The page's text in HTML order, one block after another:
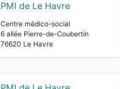
PMI de Le Havre
Centre médico-social
6 allée Pierre-de-Coubertin
76620 Le Havre